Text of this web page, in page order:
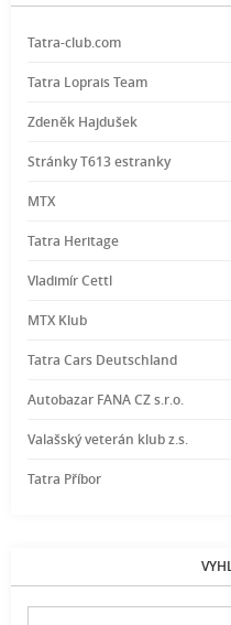
Tatra-club.com
Tatra Loprais Team
Zdeněk Hajdušek
Stránky T613 estranky
MTX
Tatra Heritage
Vladimír Cettl
MTX Klub
Tatra Cars Deutschland
Autobazar FANA CZ s.r.o.
Valašský veterán klub z.s.
Tatra Příbor